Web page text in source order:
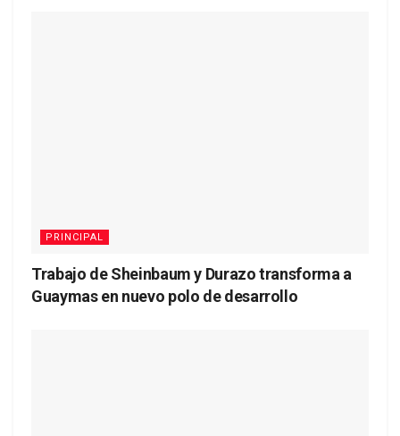
PRINCIPAL
Trabajo de Sheinbaum y Durazo transforma a
Guaymas en nuevo polo de desarrollo